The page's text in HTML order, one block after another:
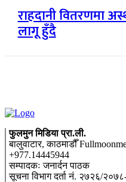
राहदानी वितरणमा
लागू हुँदै
फुलमुन मिडिया प्रा.ली.
बालुवाटार, काठमाडौँ
+977.14445944
सम्पादकः जनार्दन पाठक
सूचना विभाग दर्ता नं. २७२६/